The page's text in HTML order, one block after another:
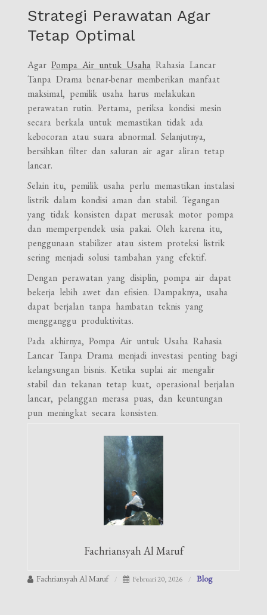
Strategi Perawatan Agar
Tetap Optimal
AgarPompa Air untuk Usaha Rahasia Lancar
Tanpa Drama benar-benar memberikan manfaat
maksimal, pemilik usaha harus melakukan
perawatan rutin. Pertama, periksa kondisi mesin
secara berkala untuk memastikan tidak ada
kebocoran atau suara abnormal. Selanjutnya,
bersihkan filter dan saluran air agar aliran tetap
lancar.
Selain itu, pemilik usaha perlu memastikan instalasi
listrik dalam kondisi aman dan stabil. Tegangan
yang tidak konsisten dapat merusak motor pompa
dan memperpendek usia pakai. Oleh karena itu,
penggunaan stabilizer atau sistem proteksi listrik
sering menjadi solusi tambahan yang efektif.
Dengan perawatan yang disiplin, pompa air dapat
bekerja lebih awet dan efisien. Dampaknya, usaha
dapat berjalan tanpa hambatan teknis yang
mengganggu produktivitas.
Pada akhirnya, Pompa Air untuk Usaha Rahasia
Lancar Tanpa Drama menjadi investasi penting bagi
kelangsungan bisnis. Ketika suplai air mengalir
stabil dan tekanan tetap kuat, operasional berjalan
lancar, pelanggan merasa puas, dan keuntungan
pun meningkat secara konsisten.
Fachriansyah Al Maruf
Fachriansyah Al Maruf Februari 20, 2026 Blog